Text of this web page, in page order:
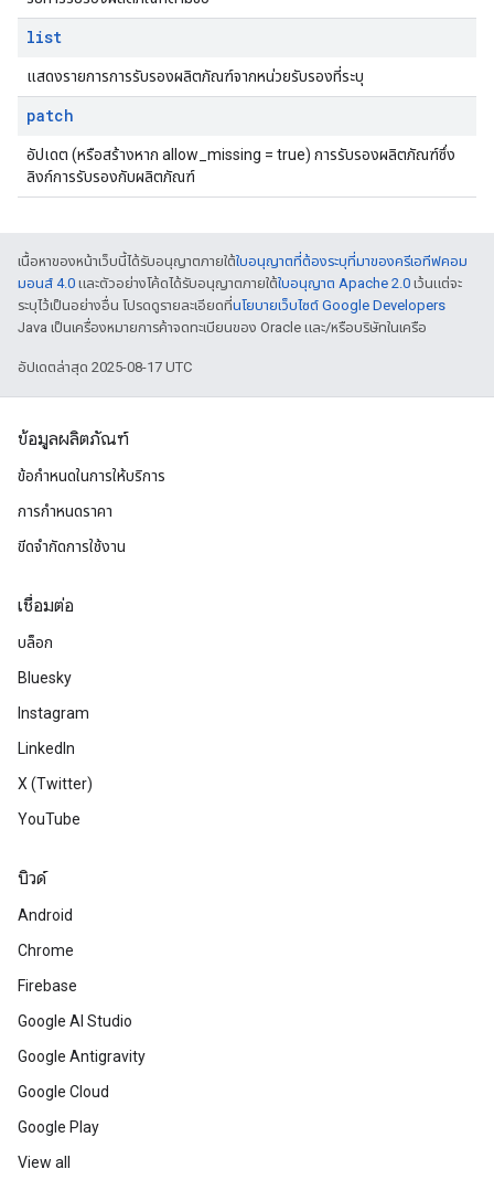
list
แสดงรายการการรับรองผลิตภัณฑ์จากหน่วยรับรองที่ระบุ
patch
อัปเดต (หรือสร้างหาก allow_missing = true) การรับรองผลิตภัณฑ์ซึ่ง
ลิงก์การรับรองกับผลิตภัณฑ์
เนื้อหาของหน้าเว็บนี้ได้รับอนุญาตภายใต้ใบอนุญาตที่ต้องระบุที่มาของครีเอทีฟคอม
มอนส์ 4.0 และตัวอย่างโค้ดได้รับอนุญาตภายใต้ใบอนุญาต Apache 2.0 เว้นแต่จะ
ระบุไว้เป็นอย่างอื่น โปรดดูรายละเอียดที่นโยบายเว็บไซต์ Google Developers
Java เป็นเครื่องหมายการค้าจดทะเบียนของ Oracle และ/หรือบริษัทในเครือ
อัปเดตล่าสุด 2025-08-17 UTC
ข้อมูลผลิตภัณฑ์
ข้อกำหนดในการให้บริการ
การกำหนดราคา
ขีดจํากัดการใช้งาน
เชื่อมต่อ
บล็อก
Bluesky
Instagram
LinkedIn
X (Twitter)
YouTube
บิวด์
Android
Chrome
Firebase
Google AI Studio
Google Antigravity
Google Cloud
Google Play
View all